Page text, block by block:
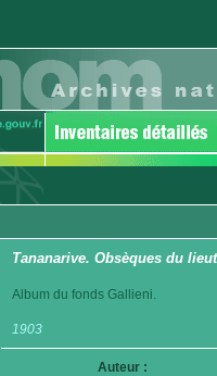
Tananarive. Obsèques du
Album du fonds Gallieni.
1903
Auteur :